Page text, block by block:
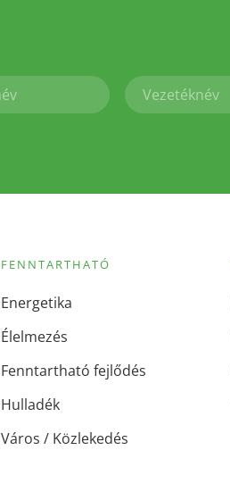
FENNTARTHATÓ
Energetika
Élelmezés
Fenntartható fejlődés
Hulladék
Város / Közlekedés